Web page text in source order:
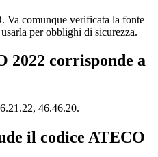
Va comunque verificata la fonte
per obblighi di sicurezza.
2022 corrisponde a
46.46.20.
il codice ATECO